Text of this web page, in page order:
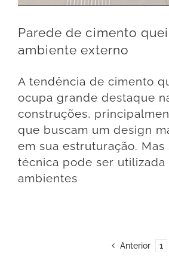
Parede de cimento
ambiente externo
A tendência de cimento
ocupa grande destaque
construções,
que buscam um design
em sua estruturação. Mas
técnica pode ser utilizada
ambientes
Anterior 1